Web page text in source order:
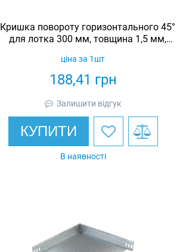
Кришка повороту горизонтального 45°
для лотка 300 мм, товщина 1,5 мм,
188,41 грн
ціна за 1шт
Залишити відгук
КУПИТИ
В наявності